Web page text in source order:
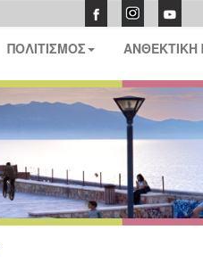
ΠΟΛΙΤΙΣΜΟΣ ΑΝΘΕΚΤΙΚΗ